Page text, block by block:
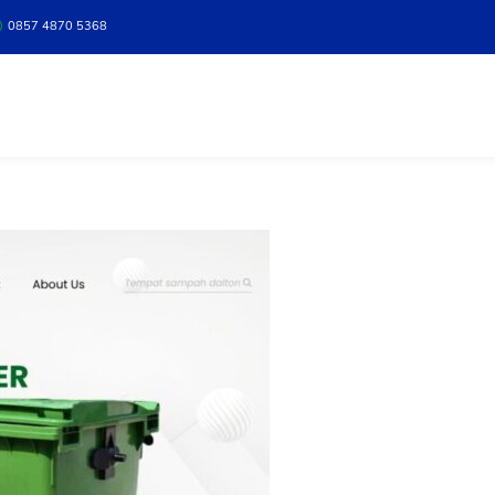
0857 4870 5368